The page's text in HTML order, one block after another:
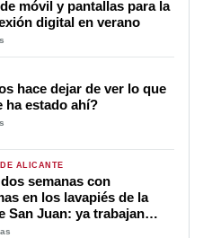
móvil y pantallas para la
digital en verano
hace dejar de ver lo que
ha estado ahí?
ALICANTE
semanas con
en los lavapiés de la
San Juan: ya trabajan